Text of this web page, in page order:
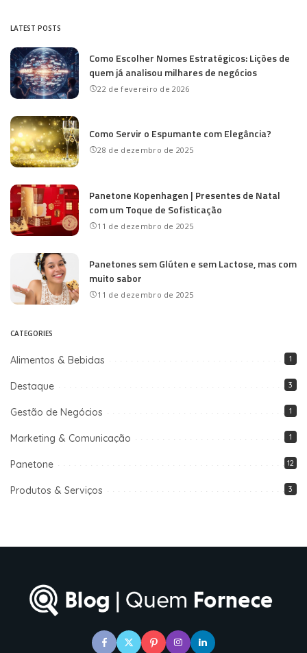
LATEST POSTS
Como Escolher Nomes Estratégicos: Lições de
quem já analisou milhares de negócios
22 de fevereiro de 2026
Como Servir o Espumante com Elegância?
28 de dezembro de 2025
Panetone Kopenhagen | Presentes de Natal
com um Toque de Sofisticação
11 de dezembro de 2025
Panetones sem Glúten e sem Lactose, mas com
muito sabor
11 de dezembro de 2025
CATEGORIES
Alimentos & Bebidas 1
Destaque 3
Gestão de Negócios 1
Marketing & Comunicação 1
Panetone 12
Produtos & Serviços 3